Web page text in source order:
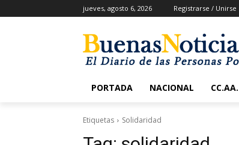
jueves, agosto 6, 2026 Registrarse / Unirse
PORTADA NACIONAL CC.AA.
Etiquetas Solidaridad